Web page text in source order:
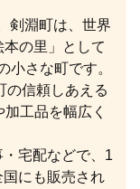
剣淵町は、世界
の里」として
小さな町です。
の信頼しあえる
工品を幅広く
宅配などで、1
にも販売され